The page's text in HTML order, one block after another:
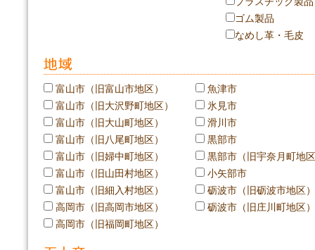
ゴム製品
なめし革・毛皮
富山市（旧富山市地区）
富山市（旧大沢野町地区）
富山市（旧大山町地区）
富山市（旧八尾町地区）
富山市（旧婦中町地区）
富山市（旧山田村地区）
富山市（旧細入村地区）
高岡市（旧高岡市地区）
高岡市（旧福岡町地区）
魚津市
氷見市
滑川市
黒部市
黒部市（旧宇奈月町地
小矢部市
砺波市（旧砺波市地区）
砺波市（旧庄川町地区）